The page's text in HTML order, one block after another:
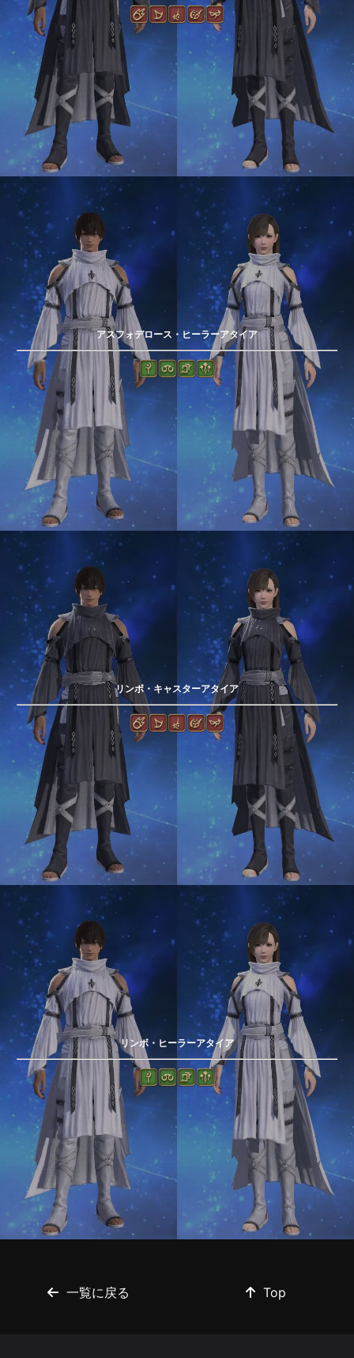
アスフォデロース・ヒーラーアタイア
リンボ・キャスターアタイア
リンボ・ヒーラーアタイア
一覧に戻る Top